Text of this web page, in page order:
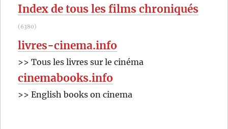
Index de tous les films chroniqués
(6380)
livres-cinema.info
>> Tous les livres sur le cinéma
cinemabooks.info
>> English books on cinema